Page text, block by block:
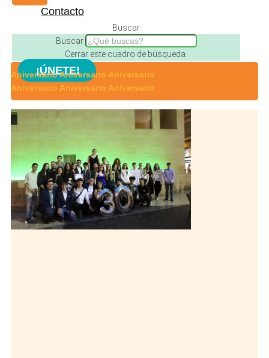
Contacto
Buscar
Buscar
Cerrar este cuadro de búsqueda.
¡ÚNETE!
AniversarioAniversario Aniversario
Aniversario Aniversario Aniversario